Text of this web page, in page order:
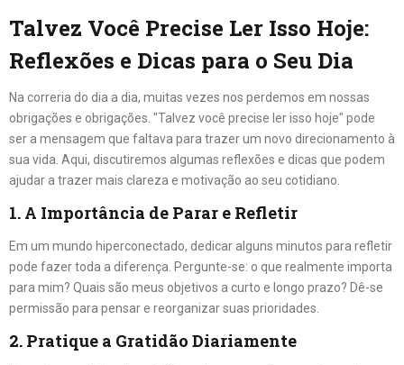
Talvez Você Precise Ler Isso Hoje:
Reflexões e Dicas para o Seu Dia
Na correria do dia a dia, muitas vezes nos perdemos em nossas
obrigações e obrigações. "Talvez você precise ler isso hoje" pode
ser a mensagem que faltava para trazer um novo direcionamento à
sua vida. Aqui, discutiremos algumas reflexões e dicas que podem
ajudar a trazer mais clareza e motivação ao seu cotidiano.
1. A Importância de Parar e Refletir
Em um mundo hiperconectado, dedicar alguns minutos para refletir
pode fazer toda a diferença. Pergunte-se: o que realmente importa
para mim? Quais são meus objetivos a curto e longo prazo? Dê-se
permissão para pensar e reorganizar suas prioridades.
2. Pratique a Gratidão Diariamente